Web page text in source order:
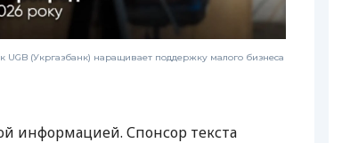
(Укргазбанк) наращивает поддержку малого бизнеса
информацией. Спонсор текста